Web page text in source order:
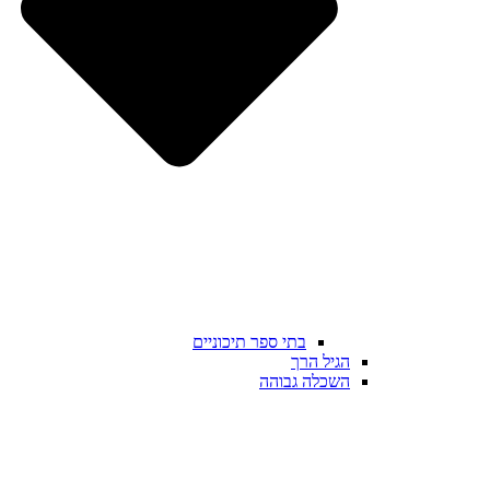
בתי ספר תיכוניים
הגיל הרך
השכלה גבוהה